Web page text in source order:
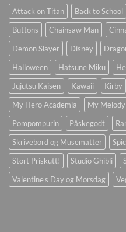
Attack on Titan Back to School
Buttons
Chainsaw Man
Demon Slayer
Disney
Halloween
Hatsune Miku
Jujutsu Kaisen
Kawaii Kirby
My Hero Academia
My Melody
Pompompurin
Påskegodt
Skrivebord og Musematter
Stort Priskutt!
Studio Ghibli
Valentine's Day og Morsdag